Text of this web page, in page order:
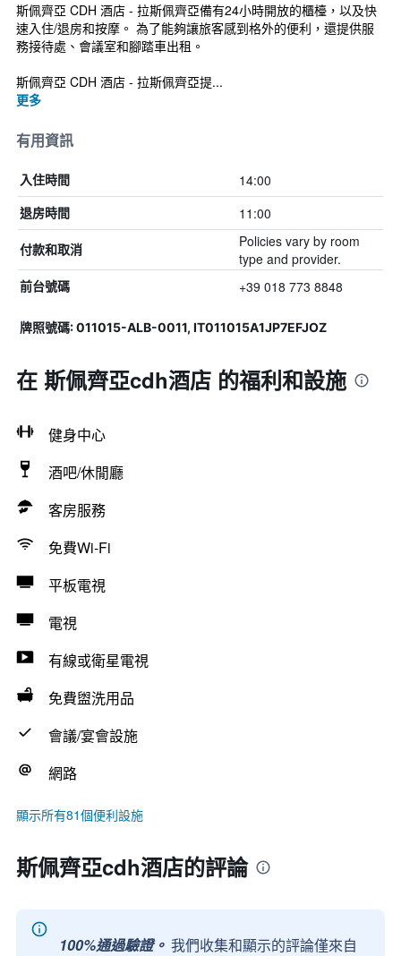
斯佩齊亞 CDH 酒店 - 拉斯佩齊亞備有24小時開放的櫃檯，以及快
速入住/退房和按摩。 為了能夠讓旅客感到格外的便利，還提供服
務接待處、會議室和腳踏車出租。
斯佩齊亞 CDH 酒店 - 拉斯佩齊亞提...
更多
有用資訊
入住時間 14:00
退房時間 11:00
付款和取消
Policies vary by room
type and provider.
前台號碼 +39 018 773 8848
牌照號碼: 011015-ALB-0011, IT011015A1JP7EFJOZ
在 斯佩齊亞cdh酒店 的福利和設施
健身中心
酒吧/休閒廳
客房服務
免費Wi-Fi
平板電視
電視
有線或衛星電視
免費盥洗用品
會議/宴會設施
網路
顯示所有81個便利設施
斯佩齊亞cdh酒店的評論
100%通過驗證。 我們收集和顯示的評論僅來自